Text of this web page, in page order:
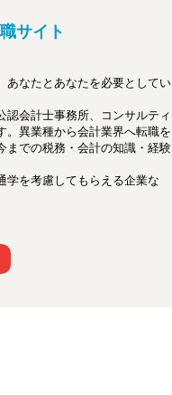
サイト
あなたとあなたを必要としてい
認会計士事務所、コンサルティ
。異業種から会計業界へ転職を
までの税務・会計の知識・経験
学を考慮してもらえる企業な